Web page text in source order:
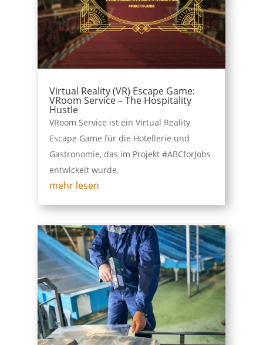
Virtual Reality (VR) Escape Game:
VRoom Service – The Hospitality
Hustle
VRoom Service ist ein Virtual Reality
Escape Game für die Hotellerie und
Gastronomie, das im Projekt #ABCforJobs
entwickelt wurde.
mehr lesen